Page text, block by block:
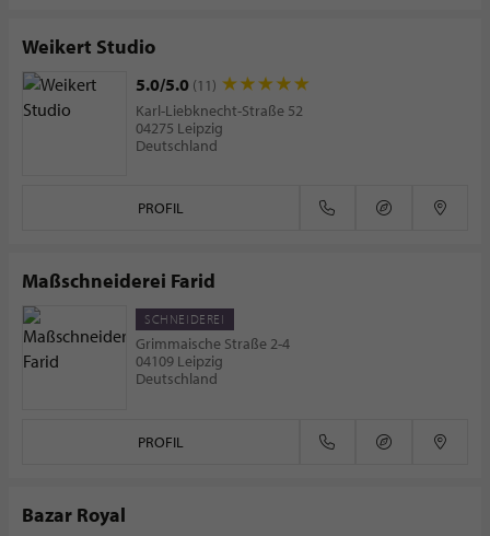
Weikert Studio
5.0/5.0 (11)
Karl-Liebknecht-Straße 52
04275 Leipzig
Deutschland
PROFIL
Maßschneiderei Farid
SCHNEIDEREI
Grimmaische Straße 2-4
04109 Leipzig
Deutschland
PROFIL
Bazar Royal